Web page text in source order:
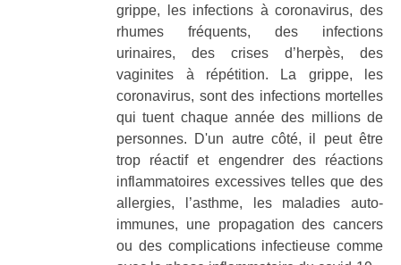
grippe, les infections à coronavirus, des
rhumes fréquents, des infections
urinaires, des crises d’herpès, des
vaginites à répétition. La grippe, les
coronavirus, sont des infections mortelles
qui tuent chaque année des millions de
personnes. D'un autre côté, il peut être
trop réactif et engendrer des réactions
inflammatoires excessives telles que des
allergies, l’asthme, les maladies auto-
immunes, une propagation des cancers
ou des complications infectieuse comme